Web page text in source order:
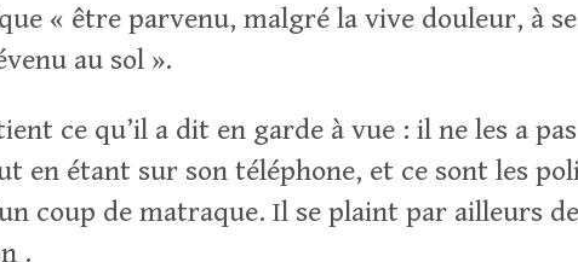
« être parvenu, malgré la vive douleur, à
au sol ».
ce qu’il a dit en garde à vue : il ne les a
en étant sur son téléphone, et ce sont les
coup de matraque. Il se plaint par ailleurs
.